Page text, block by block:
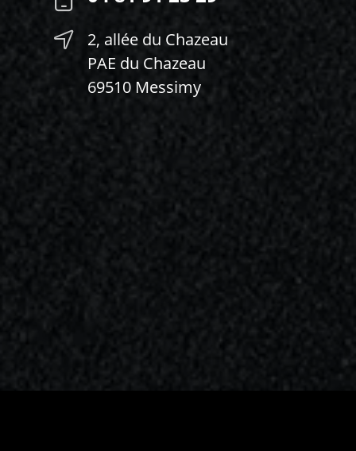
2, allée du Chazeau
PAE du Chazeau
69510 Messimy
04 81 91 23 29
Nous contacter
Showroom